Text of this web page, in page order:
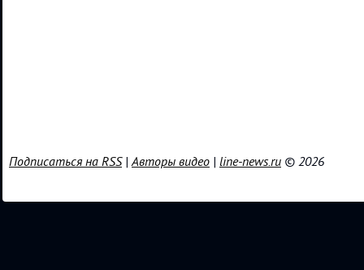
Подписаться на RSS|Авторы видео | line-news.ru © 2026